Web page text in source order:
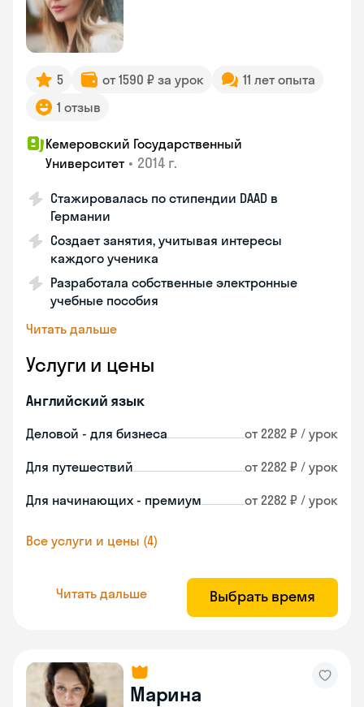
5 от 1590 ₽ за урок
11 лет опыта
1 отзыв
Кемеровский Государственный
Университет • 2014 г.
Стажировалась по стипендии DAAD в
Германии
Создает занятия, учитывая интересы
каждого ученика
Разработала собственные электронные
учебные пособия
Читать дальше
Услуги и цены
Английский язык
Деловой - для бизнеса от 2282 ₽ / урок
Для путешествий от 2282 ₽ / урок
Для начинающих - премиум от 2282 ₽ / урок
Все услуги и цены (4)
Читать дальше Выбрать время
Марина